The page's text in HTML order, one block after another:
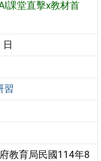
課堂直擊x教材首
習
教育局民國114年8